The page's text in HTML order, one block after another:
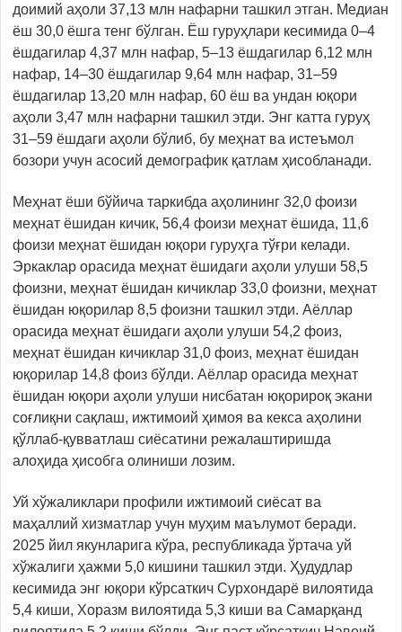
доимий аҳоли 37,13 млн нафарни ташкил этган. Медиан
ёш 30,0 ёшга тенг бўлган. Ёш гуруҳлари кесимида 0–4
ёшдагилар 4,37 млн нафар, 5–13 ёшдагилар 6,12 млн
нафар, 14–30 ёшдагилар 9,64 млн нафар, 31–59
ёшдагилар 13,20 млн нафар, 60 ёш ва ундан юқори
аҳоли 3,47 млн нафарни ташкил этди. Энг катта гуруҳ
31–59 ёшдаги аҳоли бўлиб, бу меҳнат ва истеъмол
бозори учун асосий демографик қатлам ҳисобланади.
Меҳнат ёши бўйича таркибда аҳолининг 32,0 фоизи
меҳнат ёшидан кичик, 56,4 фоизи меҳнат ёшида, 11,6
фоизи меҳнат ёшидан юқори гуруҳга тўғри келади.
Эркаклар орасида меҳнат ёшидаги аҳоли улуши 58,5
фоизни, меҳнат ёшидан кичиклар 33,0 фоизни, меҳнат
ёшидан юқорилар 8,5 фоизни ташкил этди. Аёллар
орасида меҳнат ёшидаги аҳоли улуши 54,2 фоиз,
меҳнат ёшидан кичиклар 31,0 фоиз, меҳнат ёшидан
юқорилар 14,8 фоиз бўлди. Аёллар орасида меҳнат
ёшидан юқори аҳоли улуши нисбатан юқорироқ экани
соғлиқни сақлаш, ижтимоий ҳимоя ва кекса аҳолини
қўллаб-қувватлаш сиёсатини режалаштиришда
алоҳида ҳисобга олиниши лозим.
Уй хўжаликлари профили ижтимоий сиёсат ва
маҳаллий хизматлар учун муҳим маълумот беради.
2025 йил якунларига кўра, республикада ўртача уй
хўжалиги ҳажми 5,0 кишини ташкил этди. Ҳудудлар
кесимида энг юқори кўрсаткич Сурхондарё вилоятида
5,4 киши, Хоразм вилоятида 5,3 киши ва Самарқанд